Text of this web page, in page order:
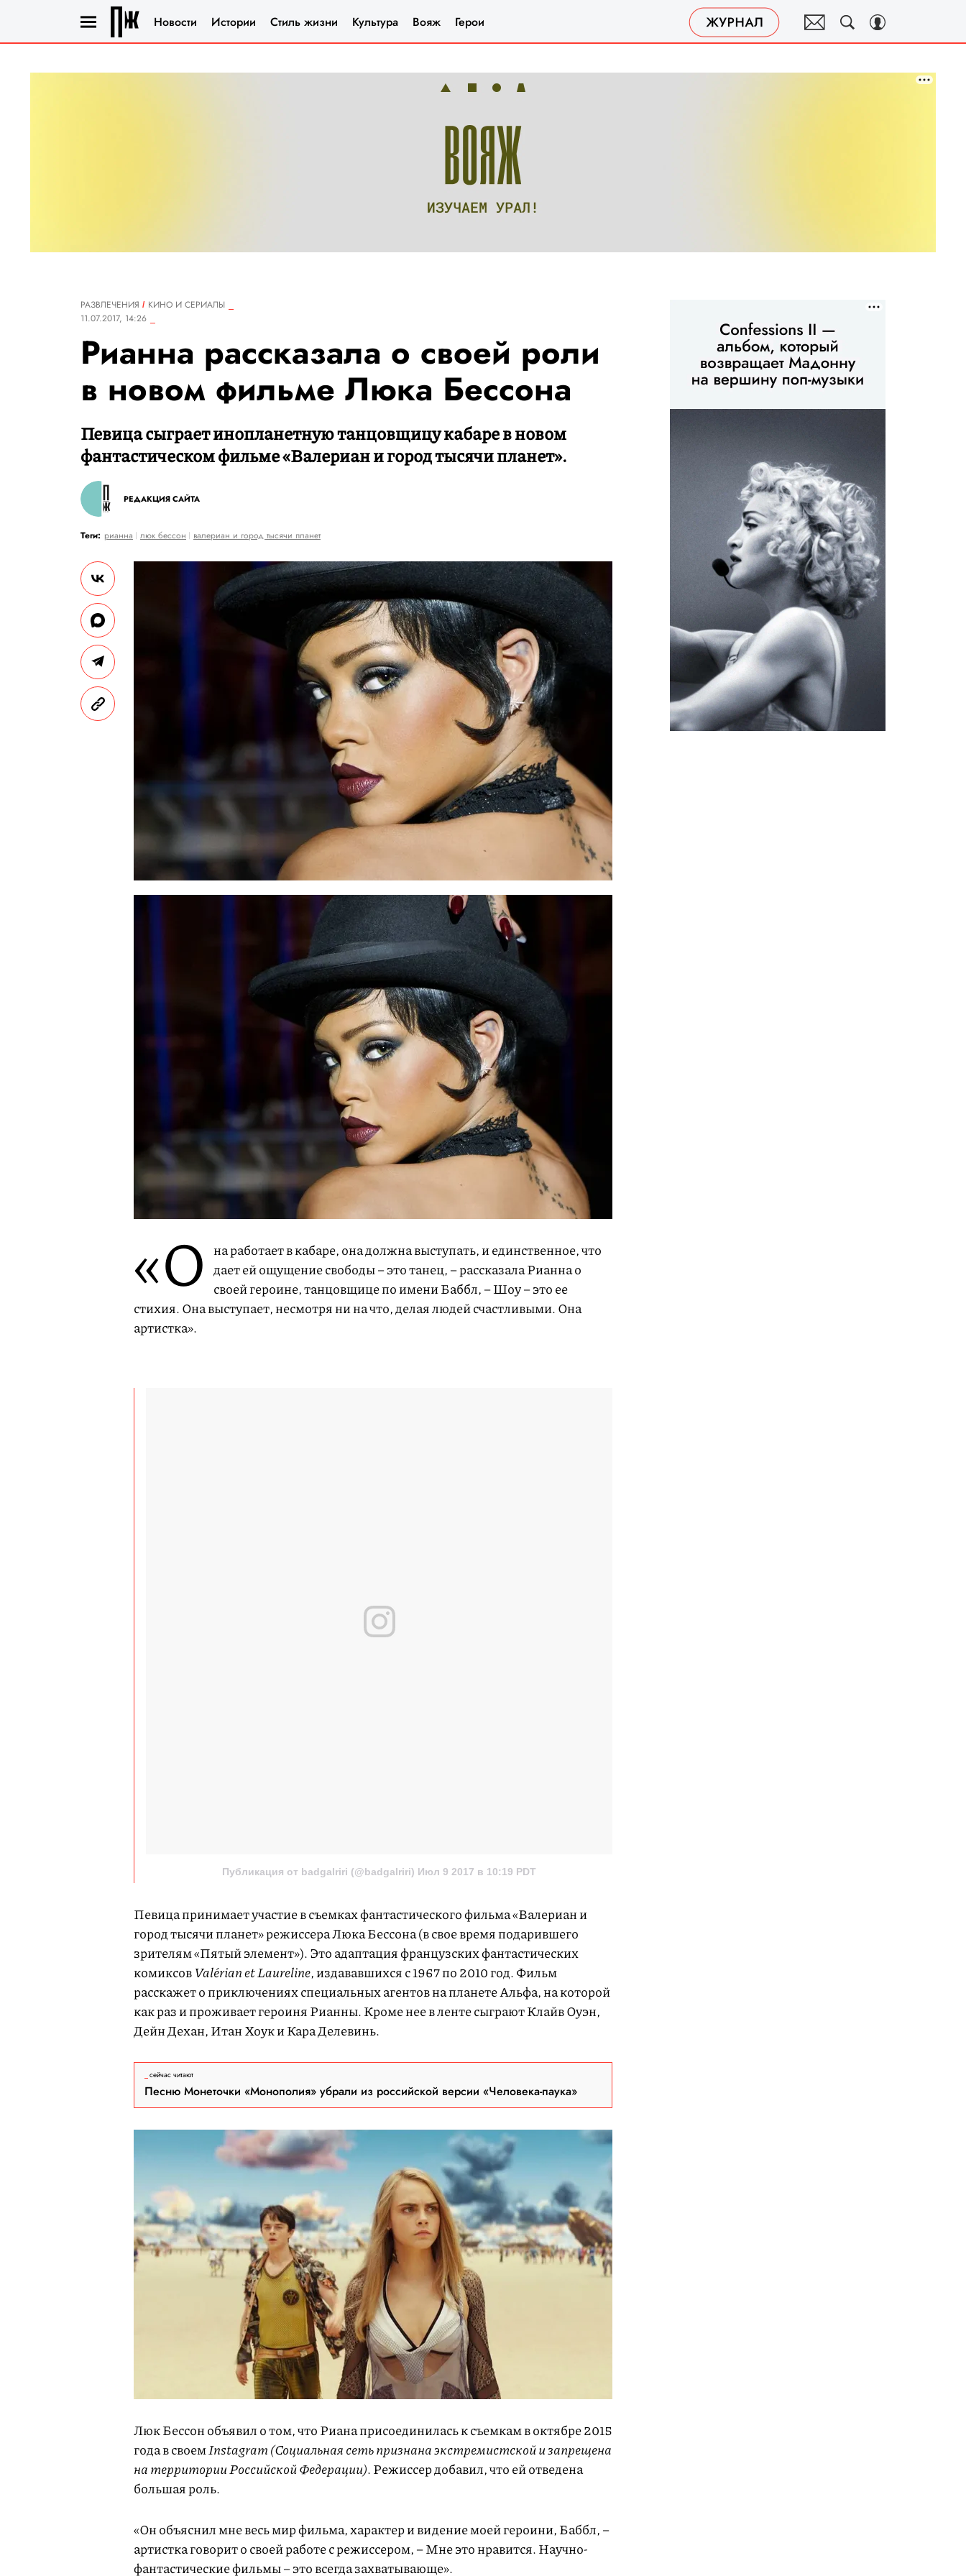
Новости Истории Стиль жизни Культура Вояж Герои
РАЗВЛЕЧЕНИЯ
КИНО И СЕРИАЛЫ
11.07.2017, 14:26
Рианна рассказала о своей роли
в новом фильме Люка Бессона
Певица сыграет инопланетную танцовщицу кабаре в новом
фантастическом фильме «Валериан и город тысячи планет».
РЕДАКЦИЯ САЙТА
Теги: рианна люк бессон валериан и город тысячи планет
«О на работает в кабаре, она должна выступать, и единственное, что
дает ей ощущение свободы – это танец, – рассказала Рианна о
своей героине, танцовщице по имени Баббл, – Шоу – это ее
стихия. Она выступает, несмотря ни на что, делая людей счастливыми. Она
артистка».
Публикация от badgalriri (@badgalriri) Июл 9 2017 в 10:19 PDT
Певица принимает участие в съемках фантастического фильма «Валериан и
город тысячи планет» режиссера Люка Бессона (в свое время подарившего
зрителям «Пятый элемент»). Это адаптация французских фантастических
комиксовValérian et Laureline, издававшихся с 1967 по 2010 год. Фильм
расскажет о приключениях специальных агентов на планете Альфа, на которой
как раз и проживает героиня Рианны. Кроме нее в ленте сыграют Клайв Оуэн,
Дейн Дехан, Итан Хоук и Кара Делевинь.
сейчас читают
Песню Монеточки «Монополия» убрали из российской версии «Человека-паука»
Люк Бессон объявил о том, что Риана присоединилась к съемкам в октябре 2015
года в своемInstagram (Социальная сеть признана экстремистской и запрещена
на территории Российской Федерации). Режиссер добавил, что ей отведена
большая роль.
«Он объяснил мне весь мир фильма, характер и видение моей героини, Баббл, –
артистка говорит о своей работе с режиссером, – Мне это нравится. Научно-
фантастические фильмы – это всегда захватывающе».